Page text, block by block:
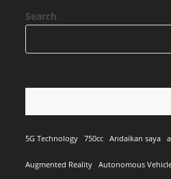
Search
5G Technology 750cc Andaikan saya
Augmented Reality Autonomous